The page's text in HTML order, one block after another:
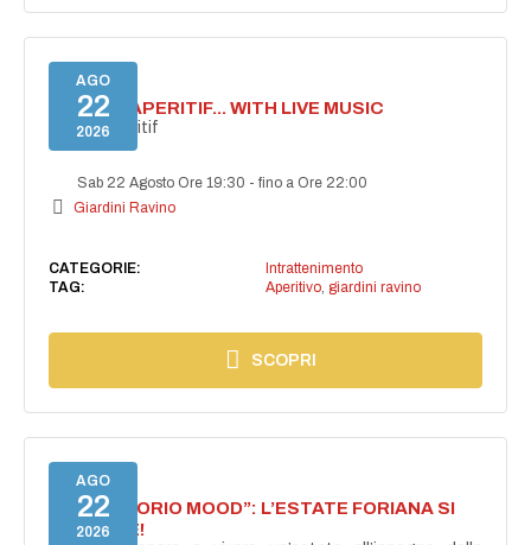
AGO
22
2026
SECRET APERITIF... WITH LIVE MUSIC
Secret aperitif
Sab 22 Agosto Ore 19:30 -fino a Ore 22:00
Giardini Ravino
CATEGORIE:
Intrattenimento
TAG:
Aperitivo, giardini ravino
SCOPRI
AGO
22
2026
NASCE “FORIO MOOD”: L’ESTATE FORIANA SI
ACCENDE!